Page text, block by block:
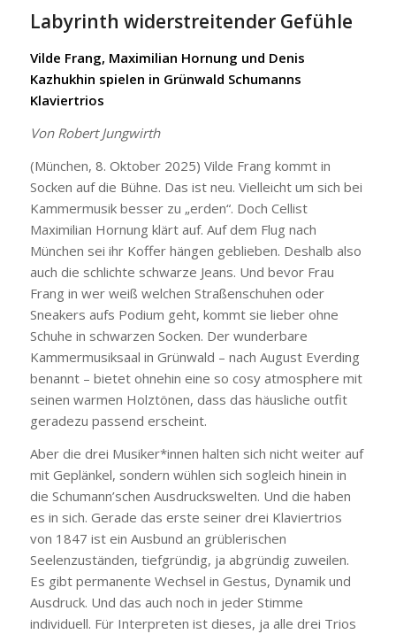
Labyrinth widerstreitender Gefühle
Vilde Frang, Maximilian Hornung und Denis
Kazhukhin spielen in Grünwald Schumanns
Klaviertrios
Von Robert Jungwirth
(München, 8. Oktober 2025) Vilde Frang kommt in
Socken auf die Bühne. Das ist neu. Vielleicht um sich bei
Kammermusik besser zu „erden“. Doch Cellist
Maximilian Hornung klärt auf. Auf dem Flug nach
München sei ihr Koffer hängen geblieben. Deshalb also
auch die schlichte schwarze Jeans. Und bevor Frau
Frang in wer weiß welchen Straßenschuhen oder
Sneakers aufs Podium geht, kommt sie lieber ohne
Schuhe in schwarzen Socken. Der wunderbare
Kammermusiksaal in Grünwald – nach August Everding
benannt – bietet ohnehin eine so cosy atmosphere mit
seinen warmen Holztönen, dass das häusliche outfit
geradezu passend erscheint.
Aber die drei Musiker*innen halten sich nicht weiter auf
mit Geplänkel, sondern wühlen sich sogleich hinein in
die Schumann’schen Ausdruckswelten. Und die haben
es in sich. Gerade das erste seiner drei Klaviertrios
von 1847 ist ein Ausbund an grüblerischen
Seelenzuständen, tiefgründig, ja abgründig zuweilen.
Es gibt permanente Wechsel in Gestus, Dynamik und
Ausdruck. Und das auch noch in jeder Stimme
individuell. Für Interpreten ist dieses, ja alle drei Trios